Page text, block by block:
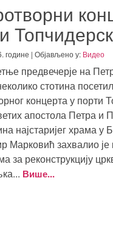
године | Објављено у: Видео
предвечерје на
стотина
концерта у порти
апостола Петра и
најстаријег храма у
Марковић захвалио
за реконструкцију
Више...